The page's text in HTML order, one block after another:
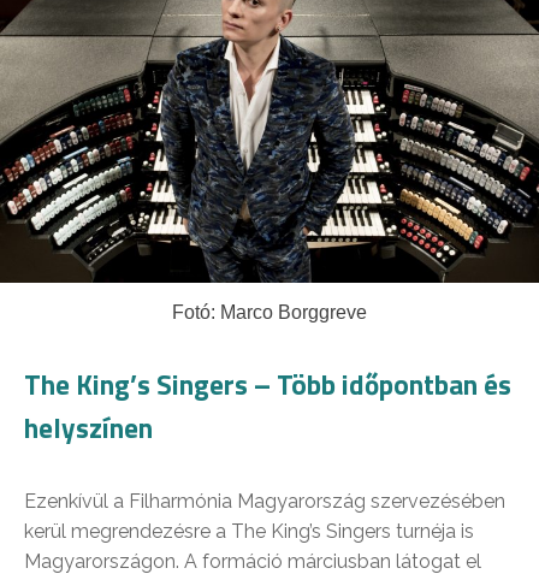
Fotó: Marco Borggreve
The King’s Singers – Több időpontban és
helyszínen
Ezenkívül a Filharmónia Magyarország szervezésében
kerül megrendezésre a The King’s Singers turnéja is
Magyarországon. A formáció márciusban látogat el